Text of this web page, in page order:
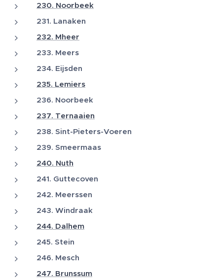
230. Noorbeek
231. Lanaken
232. Mheer
233. Meers
234. Eijsden
235. Lemiers
236. Noorbeek
237. Ternaaien
238. Sint-Pieters-Voeren
239. Smeermaas
240. Nuth
241. Guttecoven
242. Meerssen
243. Windraak
244. Dalhem
245. Stein
246. Mesch
247. Brunssum